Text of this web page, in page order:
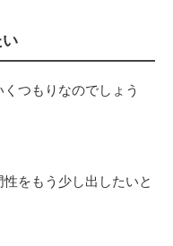
つもりなのでしょう
性をもう少し出したいと